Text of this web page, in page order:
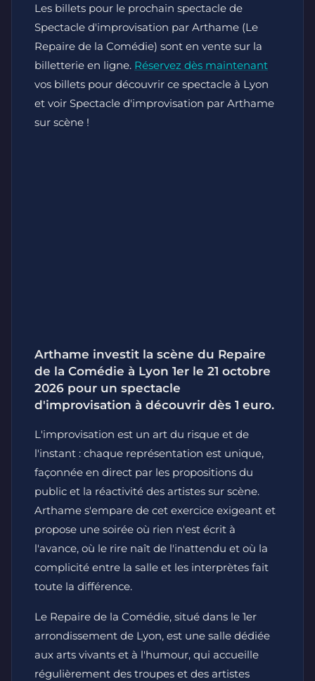
Les billets pour le prochain spectacle de
Spectacle d'improvisation par Arthame (Le
Repaire de la Comédie) sont en vente sur la
billetterie en ligne. Réservez dès maintenant
vos billets pour découvrir ce spectacle à Lyon
et voir Spectacle d'improvisation par Arthame
sur scène !
Arthame investit la scène du Repaire
de la Comédie à Lyon 1er le 21 octobre
2026 pour un spectacle
d'improvisation à découvrir dès 1 euro.
L'improvisation est un art du risque et de
l'instant : chaque représentation est unique,
façonnée en direct par les propositions du
public et la réactivité des artistes sur scène.
Arthame s'empare de cet exercice exigeant et
propose une soirée où rien n'est écrit à
l'avance, où le rire naît de l'inattendu et où la
complicité entre la salle et les interprètes fait
toute la différence.
Le Repaire de la Comédie, situé dans le 1er
arrondissement de Lyon, est une salle dédiée
aux arts vivants et à l'humour, qui accueille
régulièrement des troupes et des artistes